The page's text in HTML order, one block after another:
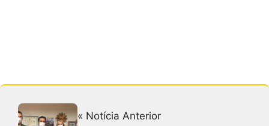
« Notícia Anterior